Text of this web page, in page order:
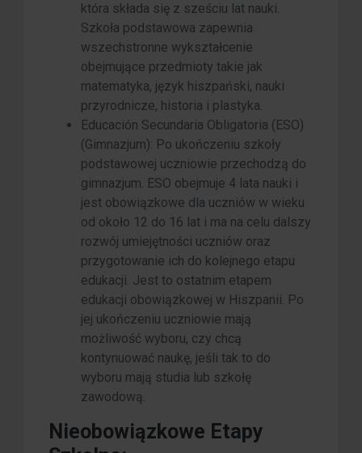
która składa się z sześciu lat nauki.
Szkoła podstawowa zapewnia
wszechstronne wykształcenie
obejmujące przedmioty takie jak
matematyka, język hiszpański, nauki
przyrodnicze, historia i plastyka.
Educación Secundaria Obligatoria (ESO)
(Gimnazjum): Po ukończeniu szkoły
podstawowej uczniowie przechodzą do
gimnazjum. ESO obejmuje 4 lata nauki i
jest obowiązkowe dla uczniów w wieku
od około 12 do 16 lat i ma na celu dalszy
rozwój umiejętności uczniów oraz
przygotowanie ich do kolejnego etapu
edukacji. Jest to ostatnim etapem
edukacji obowiązkowej w Hiszpanii. Po
jej ukończeniu uczniowie mają
możliwość wyboru, czy chcą
kontynuować naukę, jeśli tak to do
wyboru mają studia lub szkołę
zawodową.
Nieobowiązkowe Etapy